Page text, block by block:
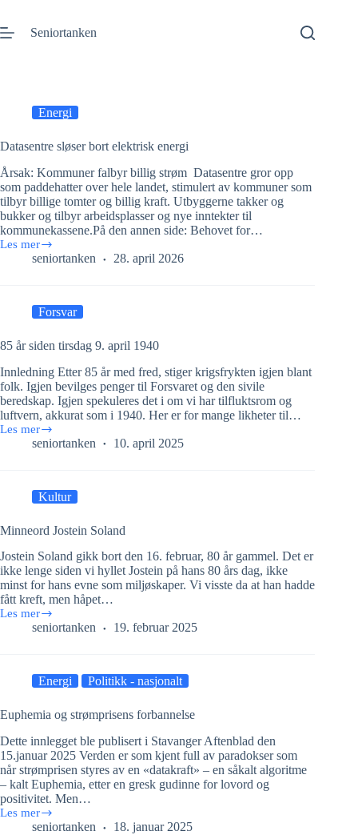
innholdSeniortanken
Energi
Datasentre sløser bort elektrisk energi
Årsak: Kommuner falbyr billig strøm Datasentre gror opp
som paddehatter over hele landet, stimulert av kommuner som
tilbyr billige tomter og billig kraft. Utbyggerne takker og
bukker og tilbyr arbeidsplasser og nye inntekter til
kommunekassene.På den annen side: Behovet for…
Les mer
Datasentre
seniortanken 28. april 2026
Forsvar
85 år siden tirsdag 9. april 1940
Innledning Etter 85 år med fred, stiger krigsfrykten igjen blant
folk. Igjen bevilges penger til Forsvaret og den sivile
beredskap. Igjen spekuleres det i om vi har tilfluktsrom og
luftvern, akkurat som i 1940. Her er for mange likheter til…
Les mer
85
seniortanken 10. april 2025
Kultur
Minneord Jostein Soland
Jostein Soland gikk bort den 16. februar, 80 år gammel. Det er
ikke lenge siden vi hyllet Jostein på hans 80 års dag, ikke
minst for hans evne som miljøskaper. Vi visste da at han hadde
fått kreft, men håpet…
Les mer
Minneord
Josteinseniortanken 19. februar 2025
Energi Politikk - nasjonalt
Euphemia og strømprisens forbannelse
Dette innlegget ble publisert i Stavanger Aftenblad den
15.januar 2025 Verden er som kjent full av paradokser som
når strømprisen styres av en «datakraft» – en såkalt algoritme
– kalt Euphemia, etter en gresk gudinne for lovord og
positivitet. Men…
Les mer
Euphemia
seniortanken 18. januar 2025